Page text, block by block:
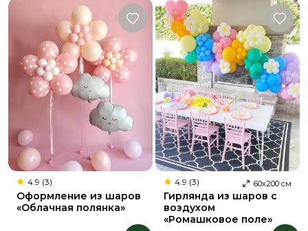
4.9 (3)
Оформление из шаров
«Облачная полянка»
4.9 (3) 60х200 см
Гирлянда из шаров с
воздухом
«Ромашковое поле»